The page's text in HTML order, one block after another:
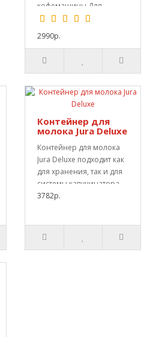
кофемашины.Для
качественной очистки
2990р.
Контейнер для
молока Jura Deluxe
Контейнер для молока
Jura Deluxe подходит как
для хранения, так и для
системы капучинатора.
Объем ре..
3782р.